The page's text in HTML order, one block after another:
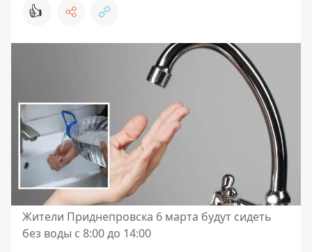
👍
Жители Приднепровска 6 марта будут сидеть
без воды с 8:00 до 14:00